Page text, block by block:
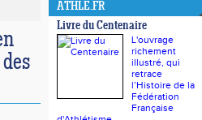
ATHLE.FR
Livre du Centenaire
L'ouvrage
richement
illustré, qui
retrace
l’Histoire de la
Fédération
Française